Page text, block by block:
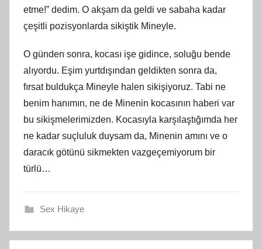
etme!” dedim. O akşam da geldi ve sabaha kadar
çeşitli pozisyonlarda sikiştik Mineyle.
O günden sonra, kocası işe gidince, soluğu bende
alıyordu. Eşim yurtdışından geldikten sonra da,
fırsat buldukça Mineyle halen sikişiyoruz. Tabi ne
benim hanımın, ne de Minenin kocasının haberi var
bu sikişmelerimizden. Kocasıyla karşılaştığımda her
ne kadar suçluluk duysam da, Minenin amını ve o
daracık götünü sikmekten vazgeçemiyorum bir
türlü…
Sex Hikaye